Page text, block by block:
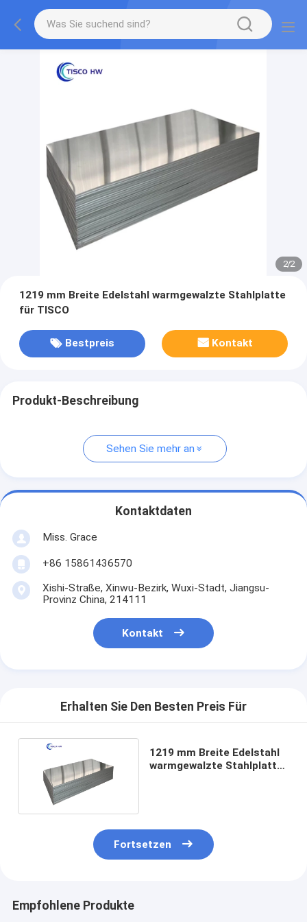
2/2
1219 mm Breite Edelstahl warmgewalzte Stahlplatte
für TISCO
Bestpreis Kontakt
Produkt-Beschreibung
Sehen Sie mehr an
Kontaktdaten
Miss. Grace
+86 15861436570
Xishi-Straße, Xinwu-Bezirk, Wuxi-Stadt, Jiangsu-
Provinz China, 214111
Kontakt
Erhalten Sie Den Besten Preis Für
1219 mm Breite Edelstahl
warmgewalzte Stahlplatte
Fortsetzen
Empfohlene Produkte